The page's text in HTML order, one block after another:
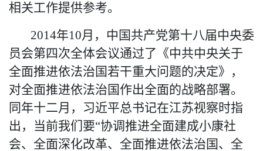
相关工作提供参考。
2014年10月，中国共产党第十八届中央委
员会第四次全体会议通过了《中共中央关于
全面推进依法治国若干重大问题的决定》，
对全面推进依法治国作出全面的战略部署。
同年十二月，习近平总书记在江苏视察时指
出，当前我们要“协调推进全面建成小康社
会、全面深化改革、全面推进依法治国、全